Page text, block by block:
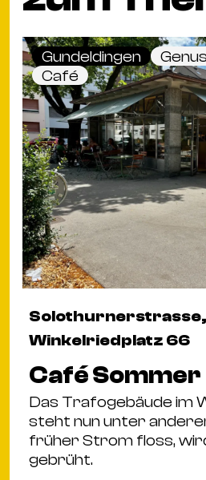
Gundeldingen
Café
Solothurnerstrasse,
Winkelriedplatz 66
Café Sommer
Das Trafogebäude im
steht nun unter
früher Strom floss,
gebrüht.